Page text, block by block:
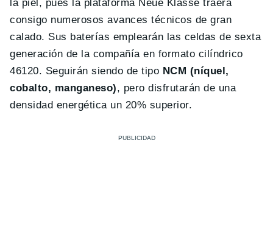
la piel, pues la plataforma Neue Klasse traerá
consigo numerosos avances técnicos de gran
calado. Sus baterías emplearán las celdas de sexta
generación de la compañía en formato cilíndrico
46120. Seguirán siendo de tipo NCM (níquel,
cobalto, manganeso), pero disfrutarán de una
densidad energética un 20% superior.